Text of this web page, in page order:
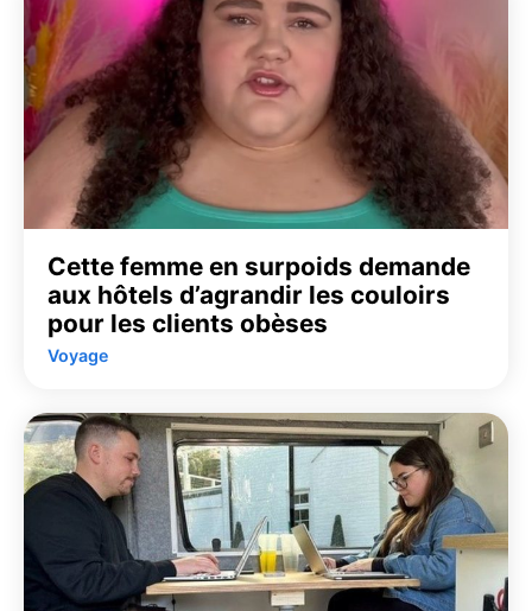
Cette femme en surpoids demande
aux hôtels d’agrandir les couloirs
pour les clients obèses
Voyage